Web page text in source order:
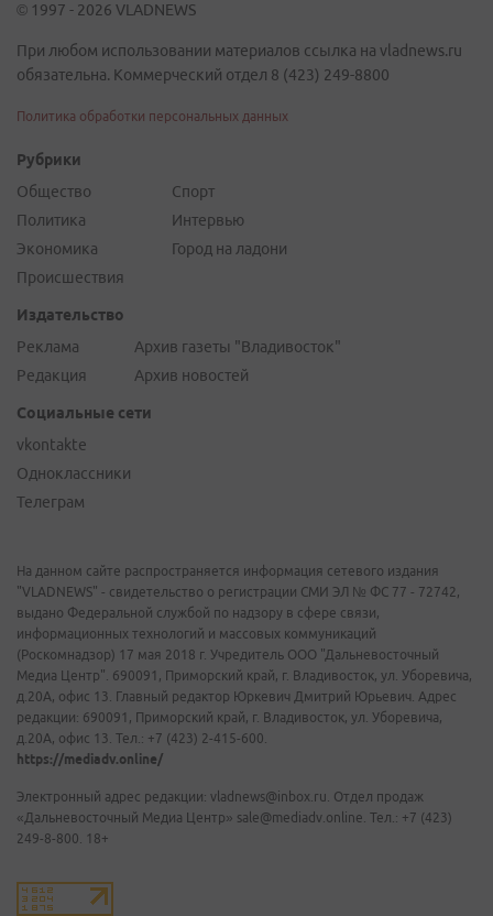
© 1997 - 2026 VLADNEWS
При любом использовании материалов ссылка на vladnews.ru
обязательна. Коммерческий отдел 8 (423) 249-8800
Политика обработки персональных данных
Рубрики
Общество
Политика
Экономика
Происшествия
Спорт
Интервью
Город на ладони
Издательство
Реклама
Редакция
Архив газеты "Владивосток"
Архив новостей
Социальные сети
vkontakte
Одноклассники
Телеграм
На данном сайте распространяется информация сетевого издания
"VLADNEWS" - свидетельство о регистрации СМИ ЭЛ № ФС 77 - 72742,
выдано Федеральной службой по надзору в сфере связи,
информационных технологий и массовых коммуникаций
(Роскомнадзор) 17 мая 2018 г. Учредитель ООО "Дальневосточный
Медиа Центр". 690091, Приморский край, г. Владивосток, ул. Уборевича,
д.20А, офис 13. Главный редактор Юркевич Дмитрий Юрьевич. Адрес
редакции: 690091, Приморский край, г. Владивосток, ул. Уборевича,
д.20А, офис 13. Тел.: +7 (423) 2-415-600.
https://mediadv.online/
Электронный адрес редакции: vladnews@inbox.ru. Отдел продаж
«Дальневосточный Медиа Центр» sale@mediadv.online. Тел.: +7 (423)
249-8-800. 18+